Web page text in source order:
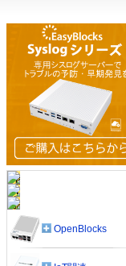
OpenBlocks